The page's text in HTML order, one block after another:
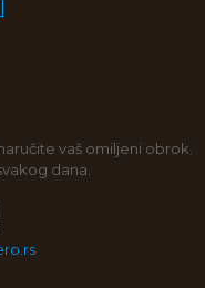
vaš omiljeni obrok.
dana.